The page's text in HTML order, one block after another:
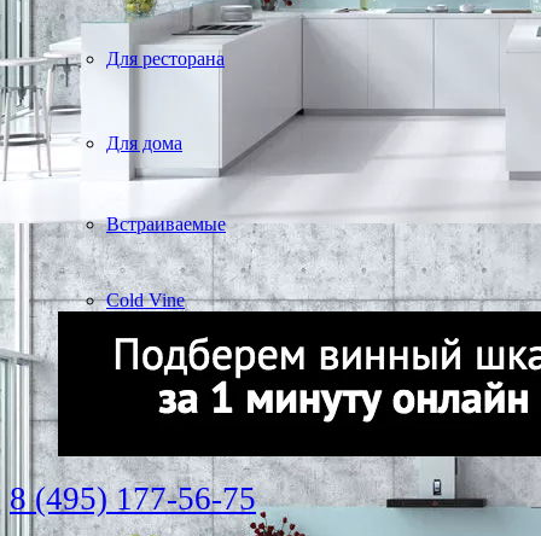
Для ресторана
Для дома
Встраиваемые
Cold Vine
8 (495) 177-56-75